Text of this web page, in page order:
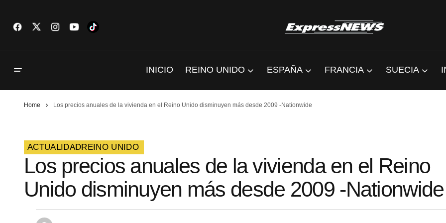
INICIO REINO UNIDO ESPAÑA FRANCIA SUECIA
Home Los precios anuales de la vivienda en el Reino Unido disminuyen más desde 2009 -Nationwide
ACTUALIDADREINO UNIDO
Los precios anuales de la vivienda en el Reino
Unido disminuyen más desde 2009 -Nationwide